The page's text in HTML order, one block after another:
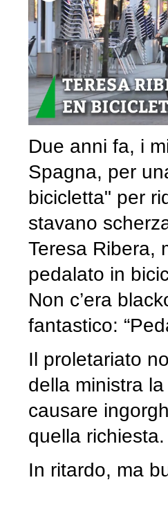
Due anni fa, i
Spagna, per
bicicletta" per
stavano
Teresa Ribera,
pedalato in
Non c’era
fantastico:
Il proletariato
della ministra
causare
quella richiesta.
In ritardo, ma